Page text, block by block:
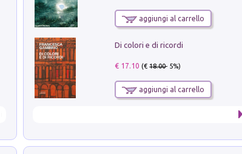
aggiungi al carrello
Di colori e di ricordi
€ 17.10 (€18.00- 5%)
aggiungi al carrello